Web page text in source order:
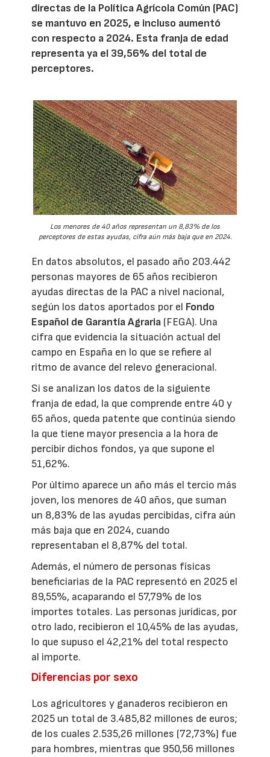
directas de la Política Agrícola Común (PAC)
se mantuvo en 2025, e incluso aumentó
con respecto a 2024. Esta franja de edad
representa ya el 39,56% del total de
perceptores.
Los menores de 40 años representan un 8,83% de los
perceptores de estas ayudas, cifra aún más baja que en 2024.
En datos absolutos, el pasado año 203.442
personas mayores de 65 años recibieron
ayudas directas de la PAC a nivel nacional,
según los datos aportados por el Fondo
Español de Garantía Agraria (FEGA). Una
cifra que evidencia la situación actual del
campo en España en lo que se refiere al
ritmo de avance del relevo generacional.
Si se analizan los datos de la siguiente
franja de edad, la que comprende entre 40 y
65 años, queda patente que continúa siendo
la que tiene mayor presencia a la hora de
percibir dichos fondos, ya que supone el
51,62%.
Por último aparece un año más el tercio más
joven, los menores de 40 años, que suman
un 8,83% de las ayudas percibidas, cifra aún
más baja que en 2024, cuando
representaban el 8,87% del total.
Además, el número de personas físicas
beneficiarias de la PAC representó en 2025 el
89,55%, acaparando el 57,79% de los
importes totales. Las personas jurídicas, por
otro lado, recibieron el 10,45% de las ayudas,
lo que supuso el 42,21% del total respecto
al importe.
Diferencias por sexo
Los agricultores y ganaderos recibieron en
2025 un total de 3.485,82 millones de euros;
de los cuales 2.535,26 millones (72,73%) fue
para hombres, mientras que 950,56 millones